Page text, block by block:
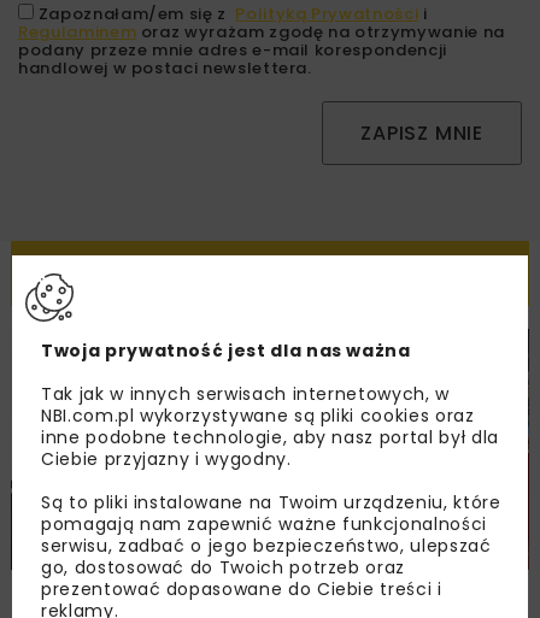
Zapoznałam/em się z Polityką Prywatności i
Regulaminem oraz wyrażam zgodę na otrzymywanie na
podany przeze mnie adres e-mail korespondencji
handlowej w postaci newslettera.
ZAPISZ MNIE
Powiązane artykuły
DROGI MOSTY TUNELE ARCHIWUM NBI WYDARZENIA
NOVDROG 2026
Twoja prywatność jest dla nas ważna
Tak jak w innych serwisach internetowych, w
NBI.com.pl wykorzystywane są pliki cookies oraz
inne podobne technologie, aby nasz portal był dla
Ciebie przyjazny i wygodny.
Są to pliki instalowane na Twoim urządzeniu, które
pomagają nam zapewnić ważne funkcjonalności
serwisu, zadbać o jego bezpieczeństwo, ulepszać
go, dostosować do Twoich potrzeb oraz
prezentować dopasowane do Ciebie treści i
reklamy.